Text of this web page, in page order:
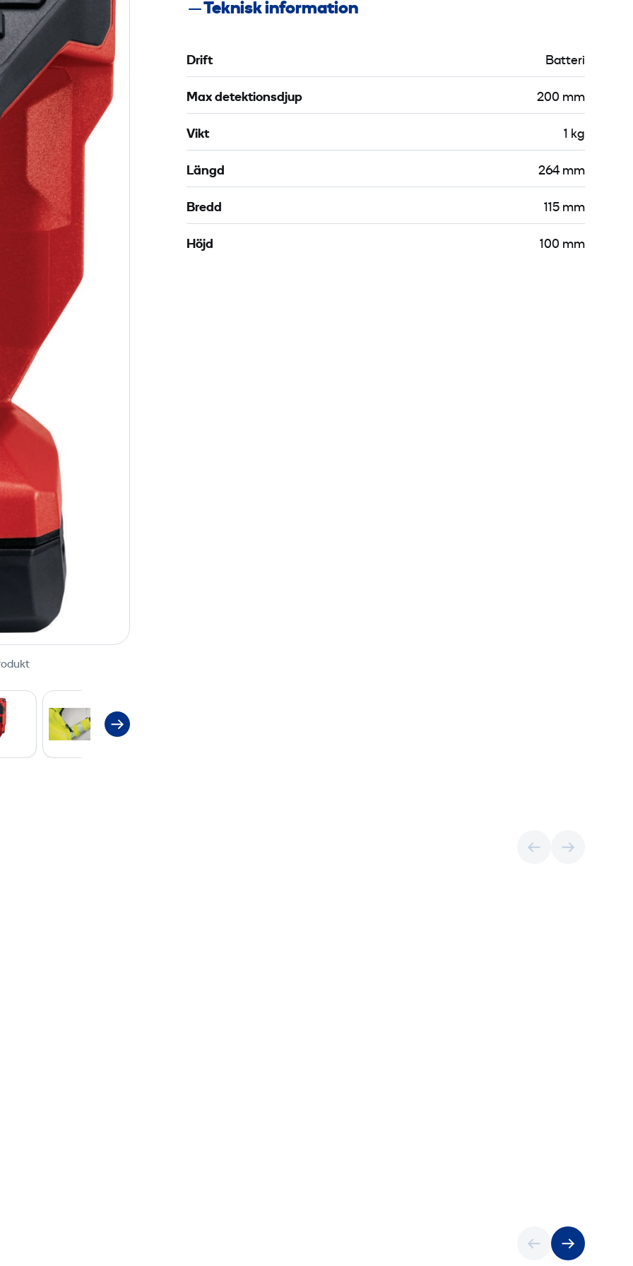
Teknisk information
Drift Batteri
Max detektionsdjup 200 mm
Vikt 1 kg
Längd 264 mm
Bredd 115 mm
Höjd 100 mm